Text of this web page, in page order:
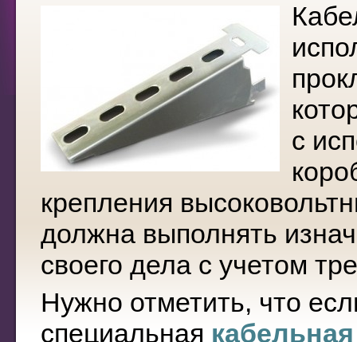
с
крепления
должна выполнять
своего дела с учетом
Нужно отметить, что
специальная